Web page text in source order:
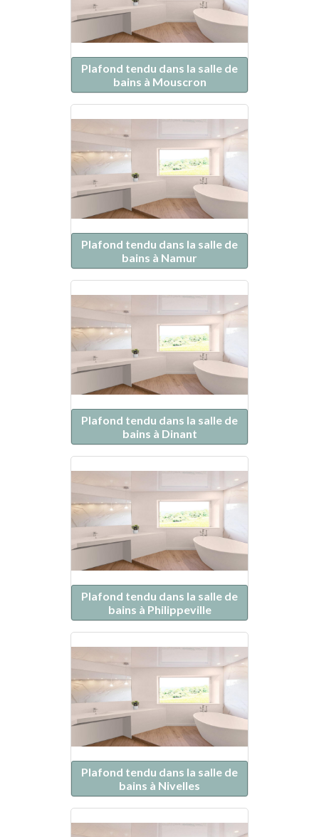
Plafond tendu dans la salle de
bains à Mouscron
Plafond tendu dans la salle de
bains à Namur
Plafond tendu dans la salle de
bains à Dinant
Plafond tendu dans la salle de
bains à Philippeville
Plafond tendu dans la salle de
bains à Nivelles